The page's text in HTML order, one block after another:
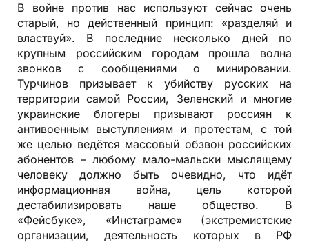
В войне против нас используют сейчас очень
старый, но действенный принцип: «разделяй и
властвуй». В последние несколько дней по
крупным российским городам прошла волна
звонков с сообщениями о минировании.
Турчинов призывает к убийству русских на
территории самой России, Зеленский и многие
украинские блогеры призывают россиян к
антивоенным выступлениям и протестам, с той
же целью ведётся массовый обзвон российских
абонентов – любому мало-мальски мыслящему
человеку должно быть очевидно, что идёт
информационная война, цель которой
дестабилизировать наше общество. В
«Фейсбуке», «Инстаграме» (экстремистские
организации, деятельность которых в РФ